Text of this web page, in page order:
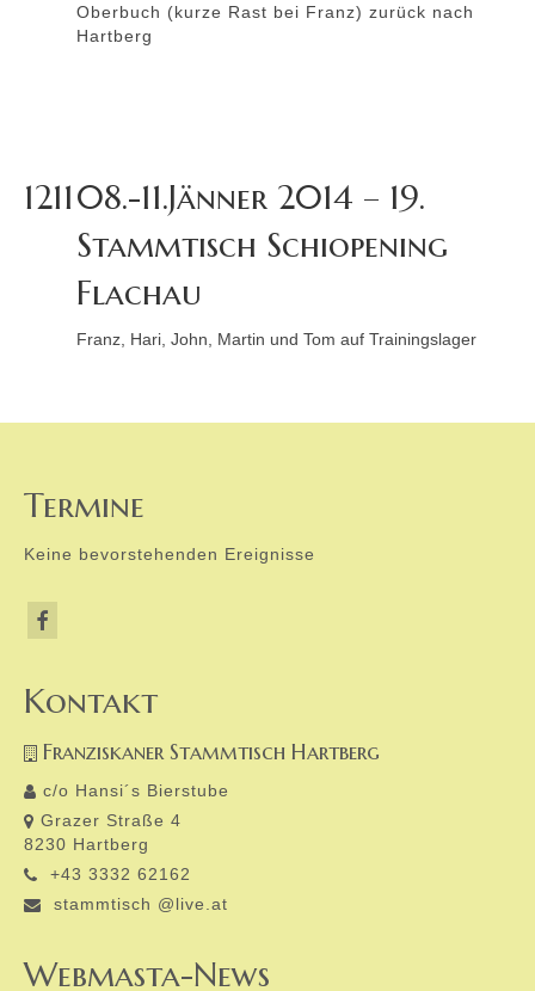
Oberbuch (kurze Rast bei Franz) zurück nach
Hartberg
121108.-11.Jänner 2014 – 19.
Stammtisch Schiopening
Flachau
Franz, Hari, John, Martin und Tom auf Trainingslager
Termine
Keine bevorstehenden Ereignisse
Kontakt
Franziskaner Stammtisch Hartberg
c/o Hansi´s Bierstube
Grazer Straße 4
8230 Hartberg
+43 3332 62162
stammtisch @live.at
Webmasta-News